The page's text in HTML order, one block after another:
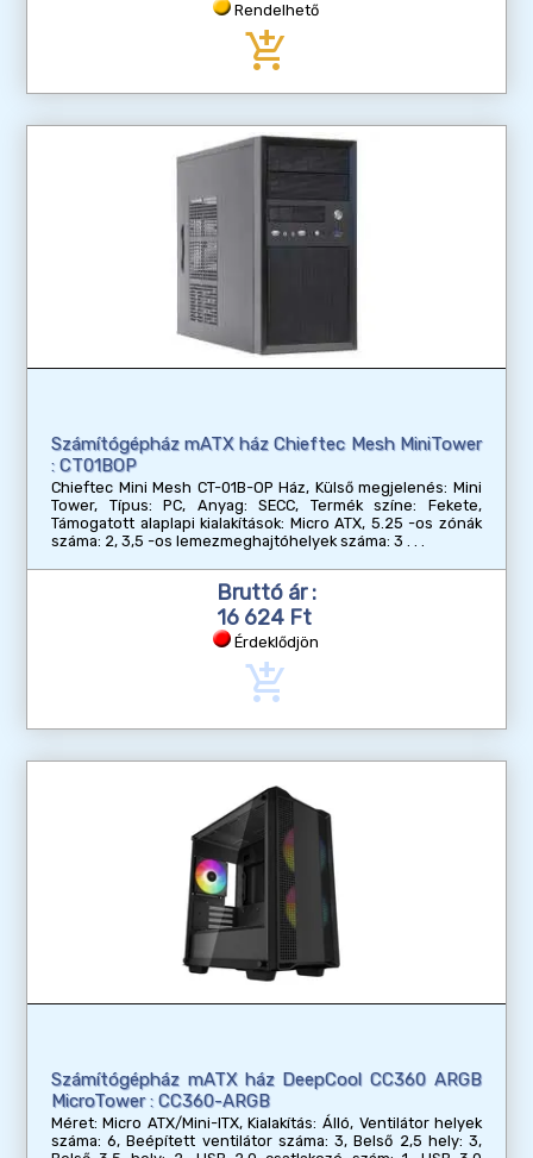
Rendelhető
add_shopping_cart
Számítógépház mATX ház Chieftec Mesh MiniTower
: CT01BOP
Chieftec Mini Mesh CT-01B-OP Ház, Külső megjelenés: Mini
Tower, Típus: PC, Anyag: SECC, Termék színe: Fekete,
Támogatott alaplapi kialakítások: Micro ATX, 5.25 -os zónák
száma: 2, 3,5 -os lemezmeghajtóhelyek száma: 3
Bruttó ár :
16 624 Ft
Érdeklődjön
add_shopping_cart
Számítógépház mATX ház DeepCool CC360 ARGB
MicroTower : CC360-ARGB
Méret: Micro ATX/Mini-ITX, Kialakítás: Álló, Ventilátor helyek
száma: 6, Beépített ventilátor száma: 3, Belső 2,5 hely: 3,